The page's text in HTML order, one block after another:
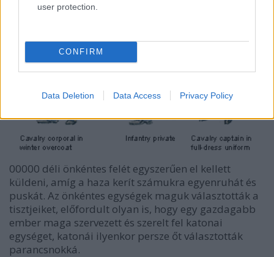
user protection.
CONFIRM
Data Deletion Data Access Privacy Policy
00000 déli önkéntes felét egyszerűen el kellett
küldeni, amíg a haza kerít számukra egyenruhát és
puskát. Az önkéntes egységek maguk választották a
tisztjeiket, előfordult olyan is, hogy egy gazdagabb
ember maga szervezett és szerelt fel katonai
egységet, katonái ilyenkor persze őt választották
parancsnokká.